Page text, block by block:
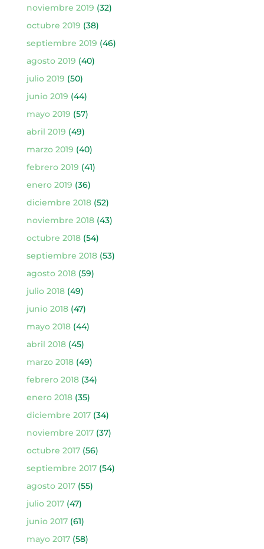
noviembre 2019 (32)
octubre 2019 (38)
septiembre 2019 (46)
agosto 2019 (40)
julio 2019 (50)
junio 2019 (44)
mayo 2019 (57)
abril 2019 (49)
marzo 2019 (40)
febrero 2019 (41)
enero 2019 (36)
diciembre 2018(52)
noviembre 2018(43)
octubre 2018(54)
septiembre 2018(53)
agosto 2018(59)
julio 2018(49)
junio 2018(47)
mayo 2018(44)
abril 2018(45)
marzo 2018(49)
febrero 2018(34)
enero 2018(35)
diciembre 2017(34)
noviembre 2017(37)
octubre 2017(56)
septiembre 2017(54)
agosto 2017(55)
julio 2017(47)
junio 2017(61)
mayo 2017(58)